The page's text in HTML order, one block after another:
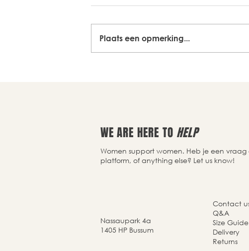
Plaats een opmerking...
WE ARE HERE TO HELP
Women support women. Heb je een
platform, of anything else? Let us know!
Nassaupark 4a
1405 HP Bussum
Contact
Q&A
Size Guide
Delivery
Returns